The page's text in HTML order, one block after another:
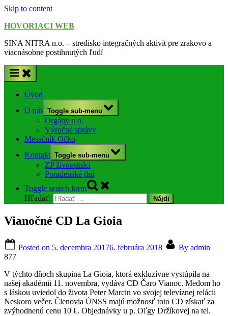
Skip to content
HOVORIACI WEB
SINA NITRA n.o. – stredisko integračných aktivít pre zrakovo a
viacnásobne postihnutých ľudí
Úvod
O nás Toggle sub-menu
Orgány n.o.
Výročné správy
Mesačník Očko
Kontakt Toggle sub-menu
ZP živnostníci
Poradenské dni
Toggle search form
Hľadať:
Vianočné CD La Gioia
Posted on 5. decembra 20176. februára 2018 By admin
877
V týchto dňoch skupina La Gioia, ktorá exkluzívne vystúpila na
našej akadémii 11. novembra, vydáva CD Čaro Vianoc. Medom ho
s láskou uviedol do života Peter Marcin vo svojej televíznej relácii
Neskoro večer. Členovia ÚNSS majú možnosť toto CD získať za
zvýhodnenú cenu 10 €. Objednávky u p. Oľgy Držíkovej na tel.